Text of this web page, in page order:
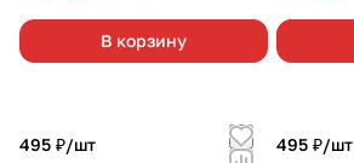
В корзину
495 ₽/шт
495 ₽/шт